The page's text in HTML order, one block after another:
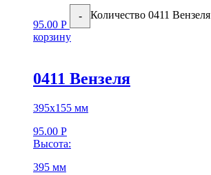
95.00 Р
- Количество 0411 Вензеля
корзину
0411 Вензеля
395х155 мм
95.00 Р
Высота:
395 мм